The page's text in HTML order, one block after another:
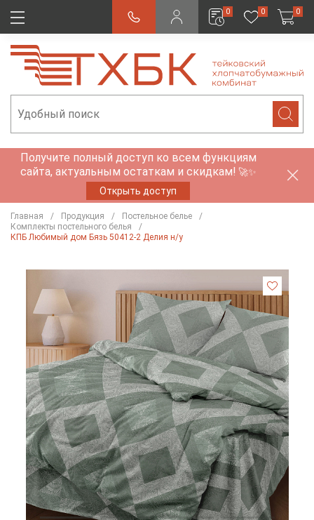
0 0 0
Получите полный доступ ко всем функциям
сайта, актуальным остаткам и скидкам! 🚀✨
Открыть доступ
Главная Продукция
Постельное белье
Комплекты постельного белья
КПБ Любимый дом Бязь 50412-2 Делия н/у